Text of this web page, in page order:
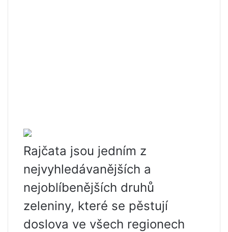
Rajčata jsou jedním z
nejvyhledávanějších a
nejoblíbenějších druhů
zeleniny, které se pěstují
doslova ve všech regionech